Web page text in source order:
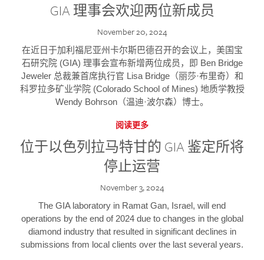
GIA 理事会欢迎两位新成员
November 20, 2024
在近日于加利福尼亚州卡尔斯巴德召开的会议上，美国宝
石研究院 (GIA) 理事会宣布新增两位成员，即 Ben Bridge
Jeweler 总裁兼首席执行官 Lisa Bridge（丽莎·布里奇）和
科罗拉多矿业学院 (Colorado School of Mines) 地质学教授
Wendy Bohrson（温迪·波尔森）博士。
阅读更多
位于以色列拉马特甘的 GIA 鉴定所将
停止运营
November 3, 2024
The GIA laboratory in Ramat Gan, Israel, will end
operations by the end of 2024 due to changes in the global
diamond industry that resulted in significant declines in
submissions from local clients over the last several years.